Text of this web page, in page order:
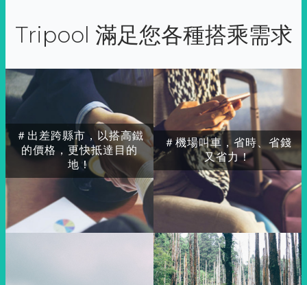
Tripool 滿足您各種搭乘需求
＃出差跨縣市，以搭高鐵
的價格，更快抵達目的
地！
＃機場叫車，省時、省錢
又省力！